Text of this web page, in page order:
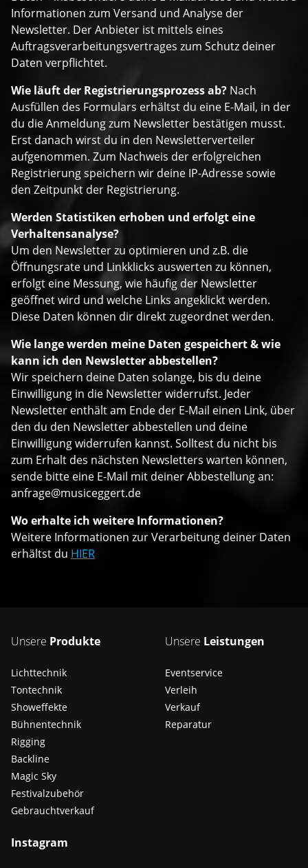
Informationen zum Versand und Analyse der
Newsletter. Der Anbieter ist mittels eines
Auftragsverarbeitungsvertrages zum Schutz deiner
Daten verpflichtet.
Wie läuft der Registrierungsprozess ab? Nach
Ausfüllen des Formulars erhältst du eine E-Mail, in der
du die Anmeldung zum Newsletter bestätigen musst.
Erst danach wirst du in den Newsletterverteiler
aufgenommen. Zum Nachweis der erfolgreichen
Registrierung speichern wir deine IP-Adresse sowie
den Zeitpunkt der Registrierung.
Werden Statistiken erhoben und erfolgt eine
Verhaltensanalyse?
Um den Newsletter zu optimieren und z.B. die
Öffnungsrate und Linkklicks auswerten zu können,
erfolgt eine Messung, wie häufig der Newsletter
geöffnet wird und welche Links angeklickt werden.
Diese Daten können dir direkt zugeordnet werden.
Wie lange werden meine Daten gespeichert & wie
kann ich den Newsletter abbestellen?
Wir speichern deine Daten solange, bis du deine
Einwilligung in die Newsletter widerrufst. Jeder
Newsletter enthält am Ende der E-Mail einen Link, über
den du den Newsletter abbestellen und deine
Einwilligung widerrufen kannst. Solltest du nicht bis
zum Erhalt des nächsten Newsletters warten können,
sende bitte eine E-Mail mit deiner Abbestellung an:
anfrage@musiceggert.de
Wo erhalte ich weitere Informationen?
Weitere Informationen zur Verarbeitung deiner Daten
erhältst du HIER
Unsere Produkte
Lichttechnik
Tontechnik
Showeffekte
Bühnentechnik
Rigging
Backline
Magic Sky
Festivalzubehör
Gebrauchtverkauf
Unsere Leistungen
Eventservice
Verleih
Verkauf
Reparatur
Instagram